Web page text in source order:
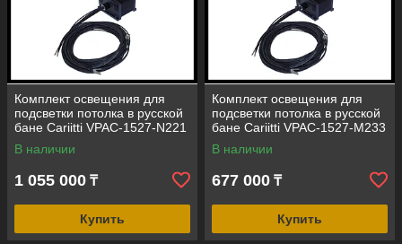
Комплект освещения для
подсветки потолка в русской
бане Cariitti VPAC-1527-N221
(стекловолокно, 20+1 точка)
В наличии
1 055 000 ₸
Купить
Комплект освещения для
подсветки потолка в русской
бане Cariitti VPAC-1527-M233
(стекловолокно, 22+1 точка)
В наличии
677 000 ₸
Купить